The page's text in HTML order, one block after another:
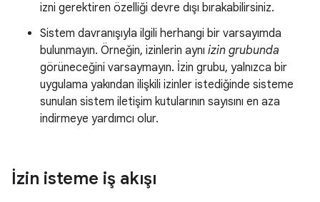
izni gerektiren özelliği devre dışı bırakabilirsiniz.
Sistem davranışıyla ilgili herhangi bir varsayımda
bulunmayın. Örneğin, izinlerin aynı izin grubunda
görüneceğini varsaymayın. İzin grubu, yalnızca bir
uygulama yakından ilişkili izinler istediğinde sisteme
sunulan sistem iletişim kutularının sayısını en aza
indirmeye yardımcı olur.
İzin isteme iş akışı